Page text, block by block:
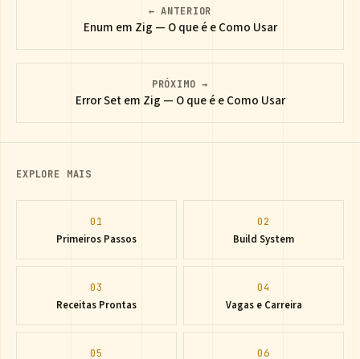
← ANTERIOR
Enum em Zig — O que é e Como Usar
PRÓXIMO →
Error Set em Zig — O que é e Como Usar
EXPLORE MAIS
01
Primeiros Passos
02
Build System
03
Receitas Prontas
04
Vagas e Carreira
05 06